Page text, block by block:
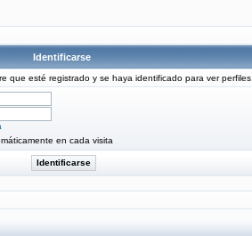
Identificarse
que esté registrado y se haya identificado para ver perfiles.
en cada visita